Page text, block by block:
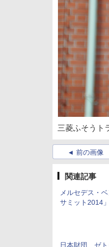
三菱ふそうト
前の画像
関連記事
メルセデス・
サミット2014
日本財団、ゼ